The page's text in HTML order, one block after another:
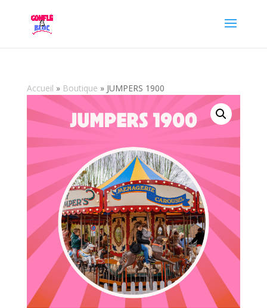
Accueil » Boutique » JUMPERS 1900